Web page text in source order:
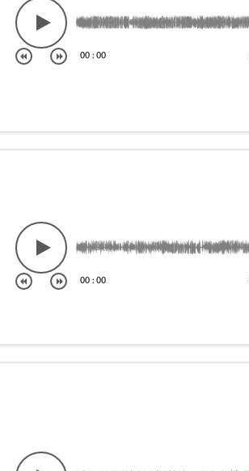
00 : 00
00 : 00